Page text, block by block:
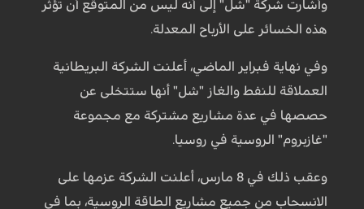
وأشارت شركة "شل" إلى أنه ليس من المتوقع أن تؤثر
هذه الخسائر على الأرباح المعدلة.
وفي نهاية فبراير الماضي، أعلنت الشركة البريطانية
العملاقة للنفط والغاز "شل" أنها ستتخلى عن
حصصها في عدة مشاريع مشتركة مع مجموعة
"غازبروم" الروسية في روسيا.
وعقب ذلك في 8 مارس، أعلنت الشركة عزمها على
الانسحاب من جميع مشاريع الطاقة الروسية، بما في